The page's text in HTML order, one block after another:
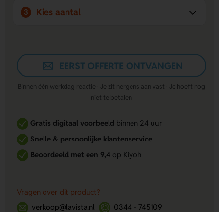
3 Kies aantal
EERST OFFERTE ONTVANGEN
Binnen één werkdag reactie · Je zit nergens aan vast · Je hoeft nog
niet te betalen
Gratis digitaal voorbeeld binnen 24 uur
Snelle & persoonlijke klantenservice
Beoordeeld met een 9,4op Kiyoh
Vragen over dit product?
verkoop@lavista.nl
0344 - 745109